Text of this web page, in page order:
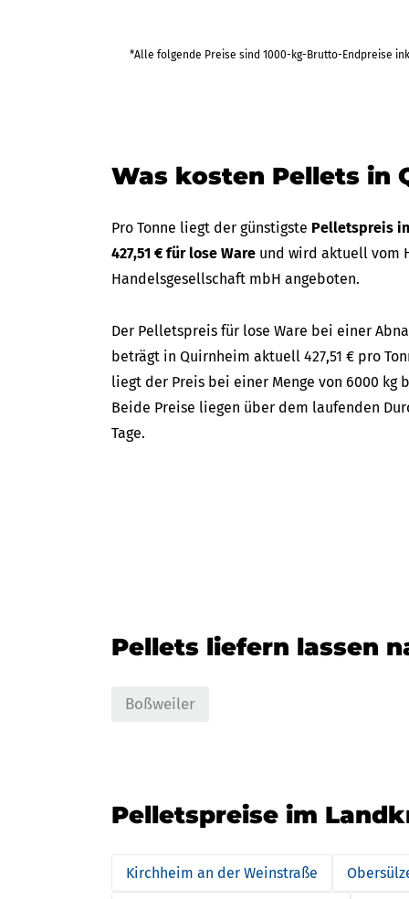
bis Fr
458,23 €
*Alle folgende Preise sind 1000-kg-Brutto-Endpreise
Was kosten Pellets in
Pro Tonne liegt der günstigste Pelletspreis
427,51 € für lose Ware und wird aktuell vom
Handelsgesellschaft mbH angeboten.
Der Pelletspreis für lose Ware bei einer
beträgt in Quirnheim aktuell 427,51 € pro
liegt der Preis bei einer Menge von 6000 kg
Beide Preise liegen über dem laufenden
Tage.
Pellets liefern lassen
Boßweiler
Pelletspreise im
Kirchheim an der Weinstraße